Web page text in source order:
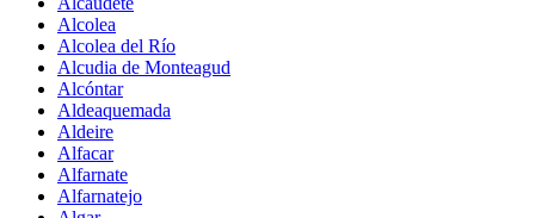
Alcolea
Alcolea del Río
Alcudia de Monteagud
Alcóntar
Aldeaquemada
Aldeire
Alfacar
Alfarnate
Alfarnatejo